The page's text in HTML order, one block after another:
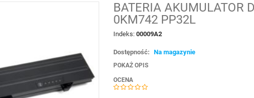
BATERIA AKUMULATOR
0KM742 PP32L
Indeks:00009A2
Dostępność: Na magazynie
POKAŻ OPIS
OCENA